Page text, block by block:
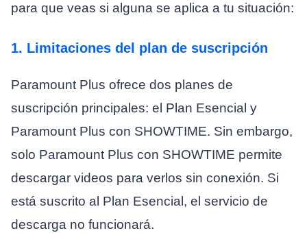
para que veas si alguna se aplica a tu situación:
1. Limitaciones del plan de suscripción
Paramount Plus ofrece dos planes de
suscripción principales: el Plan Esencial y
Paramount Plus con SHOWTIME. Sin embargo,
solo Paramount Plus con SHOWTIME permite
descargar videos para verlos sin conexión. Si
está suscrito al Plan Esencial, el servicio de
descarga no funcionará.